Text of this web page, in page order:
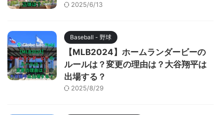
2025/6/13
Baseball - 野球
【MLB2024】ホームランダービーの
ルールは？変更の理由は？大谷翔平は
出場する？
2025/8/29